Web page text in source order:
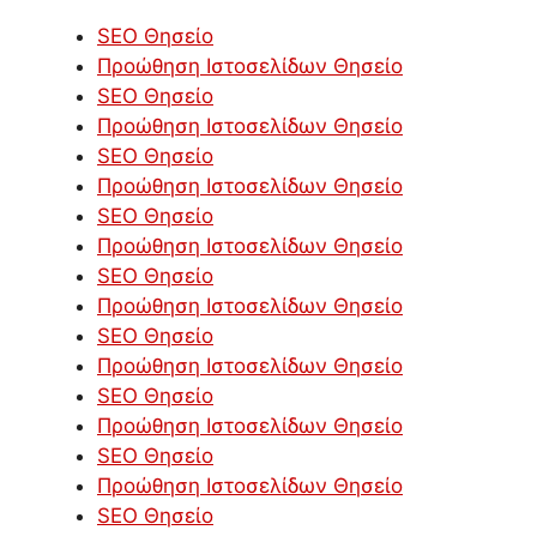
SEO Θησείο
Προώθηση Ιστοσελίδων Θησείο
SEO Θησείο
Προώθηση Ιστοσελίδων Θησείο
SEO Θησείο
Προώθηση Ιστοσελίδων Θησείο
SEO Θησείο
Προώθηση Ιστοσελίδων Θησείο
SEO Θησείο
Προώθηση Ιστοσελίδων Θησείο
SEO Θησείο
Προώθηση Ιστοσελίδων Θησείο
SEO Θησείο
Προώθηση Ιστοσελίδων Θησείο
SEO Θησείο
Προώθηση Ιστοσελίδων Θησείο
SEO Θησείο